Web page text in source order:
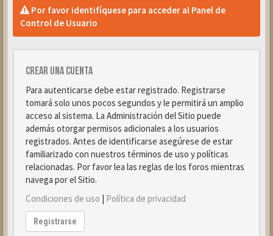
Por favor identifíquese para acceder al Panel de
Control de Usuario
Crear una cuenta
Para autenticarse debe estar registrado. Registrarse
tomará solo unos pocos segundos y le permitirá un amplio
acceso al sistema. La Administración del Sitio puede
además otorgar permisos adicionales a los usuarios
registrados. Antes de identificarse asegúrese de estar
familiarizado con nuestros términos de uso y políticas
relacionadas. Por favor lea las reglas de los foros mientras
navega por el Sitio.
Condiciones de uso | Política de privacidad
Registrarse